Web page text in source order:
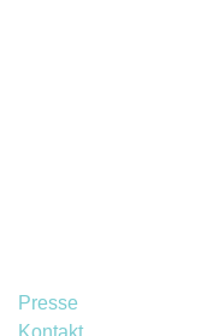
Presse
Kontakt